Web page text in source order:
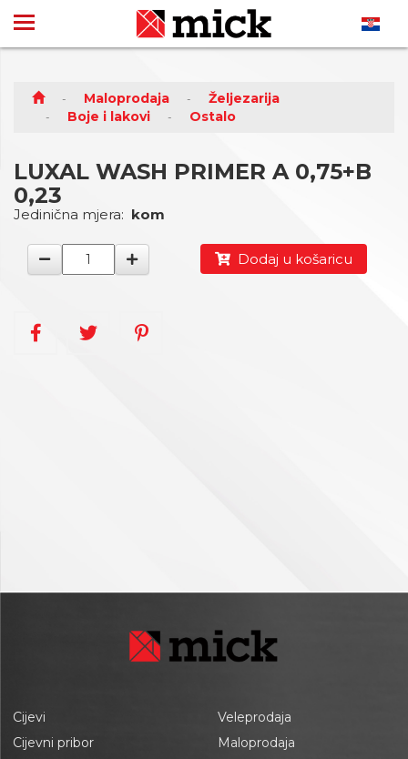
Maloprodaja
Željezarija
Boje i lakovi
Ostalo
LUXAL WASH PRIMER A 0,75+B
0,23
Jedinična mjera: kom
Dodaj u košaricu
Cijevi
Cijevni pribor
Veleprodaja
Maloprodaja